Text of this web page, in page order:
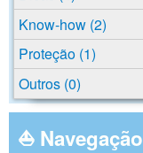
Know-how (2)
Proteção (1)
Outros (0)
⛵ Navegação